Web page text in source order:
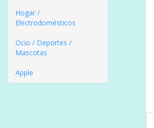
Hogar /
Electrodomésticos
Ocio / Deportes /
Mascotas
Apple